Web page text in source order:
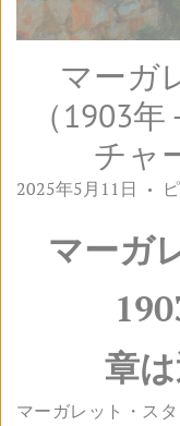
マーガ
（1903
チャ
2025年5月11日 •
マーガ
章
マーガレット・ス